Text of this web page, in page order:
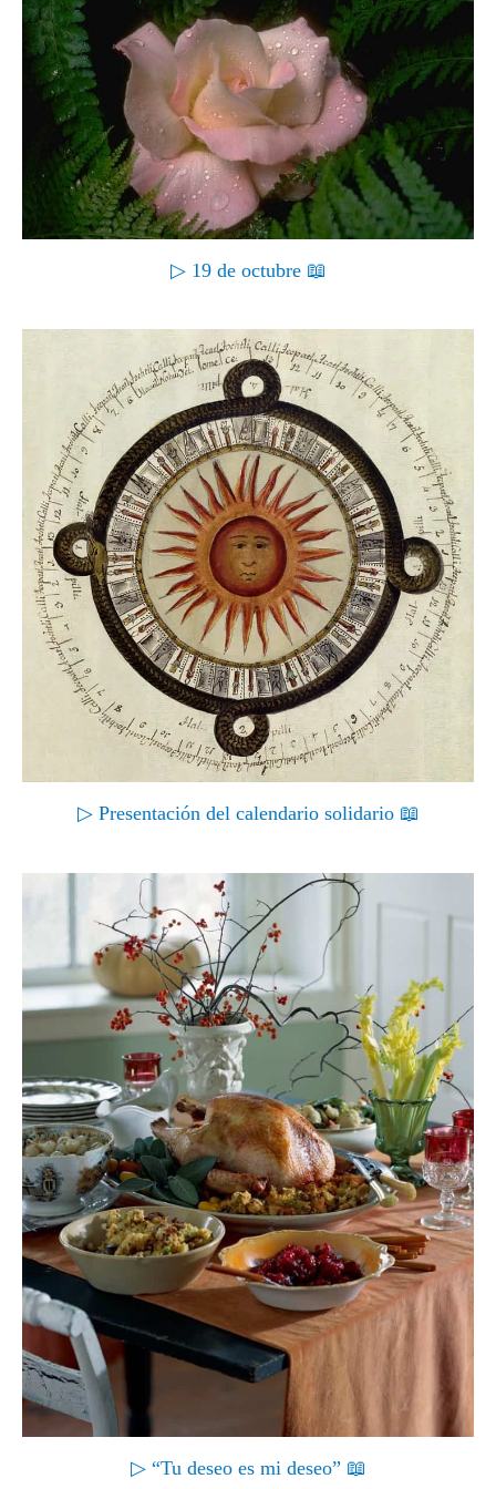
▷ 19 de octubre 📖
▷ Presentación del calendario solidario 📖
▷ “Tu deseo es mi deseo” 📖